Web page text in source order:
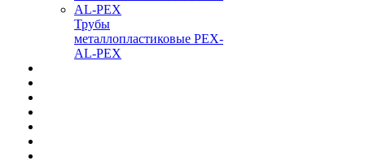
Трубы
металлопластиковые PEX-
AL-PEX